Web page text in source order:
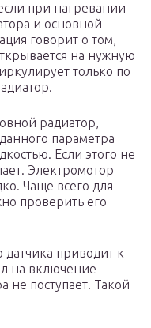
при нагревании
и основной
говорит о том,
на нужную
только по
радиатор,
параметра
Если этого не
Электромотор
Чаще всего для
проверить его
датчика приводит к
на включение
не поступает. Такой